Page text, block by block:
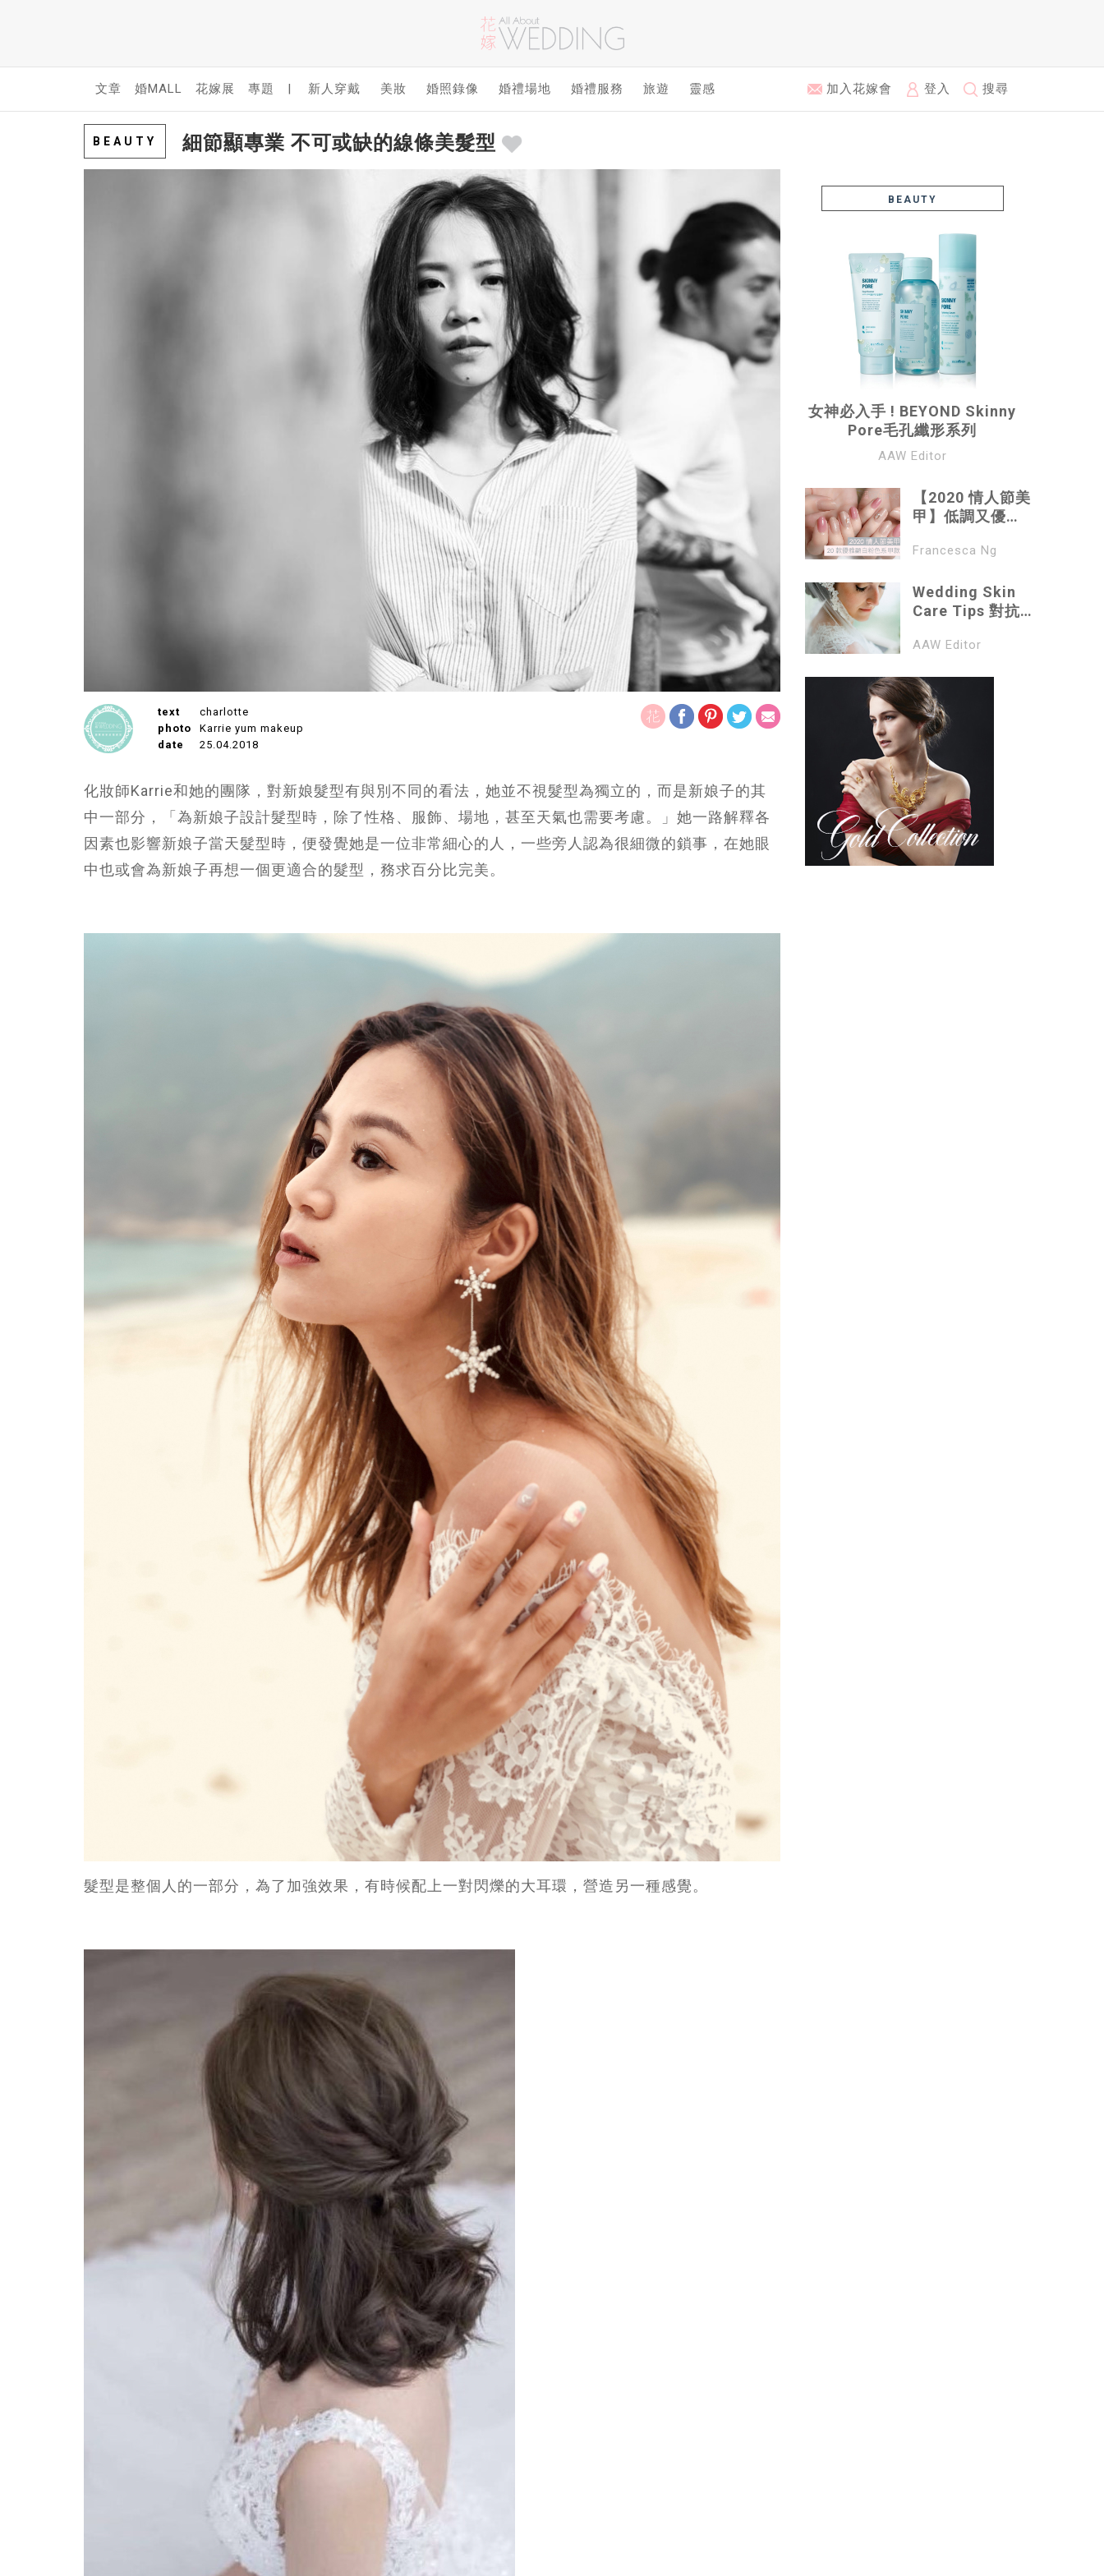
文章 婚MALL 花嫁展 專題 | 新人穿戴 美妝 婚照錄像 婚禮場地 婚禮服務 旅遊 靈感 加入花嫁會 登入 搜尋
BEAUTY 細節顯專業 不可或缺的線條美髮型
text
charlotte
photo
Karrie yum makeup
date
25.04.2018
化妝師Karrie和她的團隊，對新娘髮型有與別不同的看法，她並不視髮型為獨立的，而是新娘子的其
中一部分，「為新娘子設計髮型時，除了性格、服飾、場地，甚至天氣也需要考慮。」她一路解釋各
因素也影響新娘子當天髮型時，便發覺她是一位非常細心的人，一些旁人認為很細微的鎖事，在她眼
中也或會為新娘子再想一個更適合的髮型，務求百分比完美。
髮型是整個人的一部分，為了加強效果，有時候配上一對閃爍的大耳環，營造另一種感覺。
BEAUTY
女神必入手 ! BEYOND Skinny
Pore毛孔纖形系列
AAW Editor
【2020 情人節美
甲】低調又優
色系美甲
Francesca Ng
Wedding Skin
Care Tips 對抗
AAW Editor